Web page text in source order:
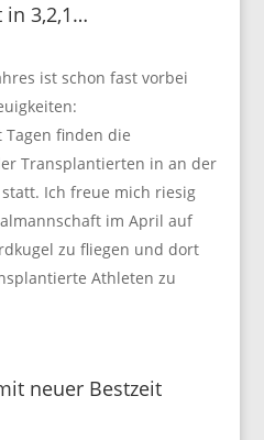
in 3,2,1…
ist schon fast vorbei
finden die
Transplantierten in an der
Ich freue mich riesig
im April auf
zu fliegen und dort
Athleten zu
neuer Bestzeit